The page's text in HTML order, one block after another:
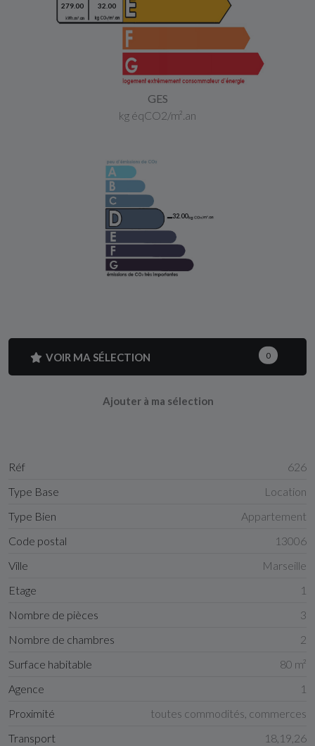
279.00 32.00
GES
kg éqCO2/m².an
32.00
VOIR MA SÉLECTION 0
Ajouter à ma sélection
Réf
626
Type Base
Location
Type Bien
Appartement
Code postal
13006
Ville
Marseille
Etage
1
Nombre de pièces
3
Nombre de chambres
2
Surface habitable
80 m²
Agence
1
Proximité
toutes commodités, commerces
Transport
18,19,26